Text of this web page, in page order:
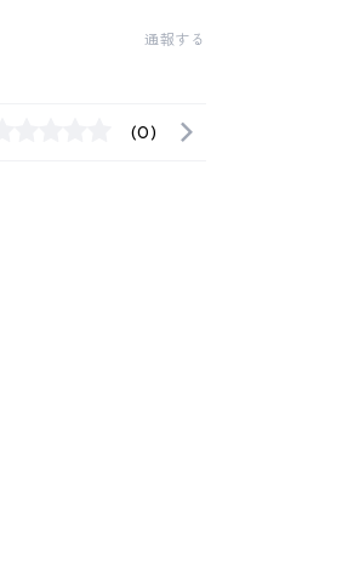
通報する
(0)